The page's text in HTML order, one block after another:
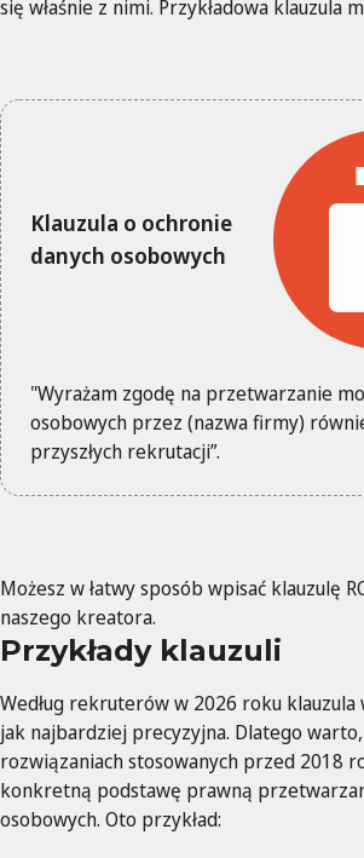
się właśnie z nimi. Przykładowa klauzula
Klauzula o ochronie
danych osobowych
"Wyrażam zgodę na przetwarzanie
osobowych przez (nazwa firmy)
przyszłych rekrutacji”.
Możesz w łatwy sposób wpisać klauzulę
naszego kreatora.
Przykłady klauzuli
Według rekruterów w 2026 roku klauzula
jak najbardziej precyzyjna. Dlatego
rozwiązaniach stosowanych przed 2018
konkretną podstawę prawną
osobowych. Oto przykład: